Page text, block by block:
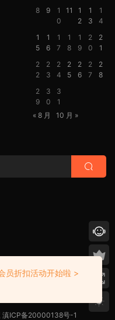
8
9
1
0
11
1
2
1
3
1
4
1
5
1
6
1
7
1
8
1
9
2
0
2
1
2
2
2
3
2
4
2
5
2
6
2
7
2
8
2
9
3
0
3
1
« 8 月
10 月 »
滇ICP备20000138号-1
员折扣活动开始啦 >